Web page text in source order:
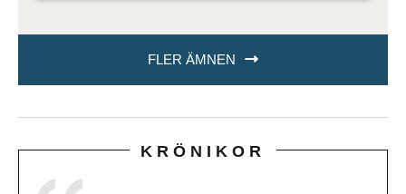
FLER ÄMNEN
KRÖNIKOR